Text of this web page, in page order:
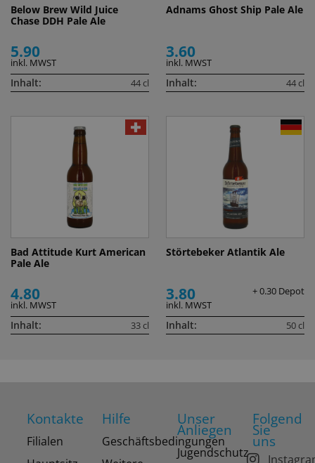
Below Brew Wild Juice
Chase DDH Pale Ale
5.90
inkl. MWST
Inhalt: 44 cl
Adnams Ghost Ship Pale Ale
3.60
inkl. MWST
Inhalt: 44 cl
Bad Attitude Kurt American
Pale Ale
4.80
inkl. MWST
Inhalt: 33 cl
Störtebeker Atlantik Ale
3.80
+ 0.30 Depot
inkl. MWST
Inhalt: 50 cl
Kontakte
Filialen
Hilfe
Geschäftsbedingungen
Unser
Anliegen
Jugendschutz
Folgend
Sie
uns